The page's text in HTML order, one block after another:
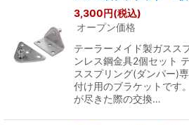
3,300円(税込)
オープン価格
テーラーメイド製ガスス
ンレス鋼金具2個セット
ススプリング(ダンパー)
付け用のブラケットです
が尽きた際の交換…